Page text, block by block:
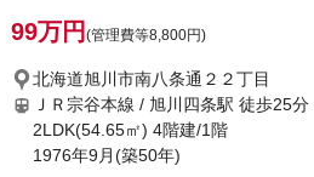
99万円 (管理費等8,800円)
北海道旭川市南八条通２２丁目
ＪＲ宗谷本線 / 旭川四条駅 徒歩25分
2LDK(54.65㎡) 4階建/1階
1976年9月(築50年)